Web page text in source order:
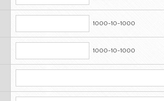
1000-10-1000
1000-10-1000